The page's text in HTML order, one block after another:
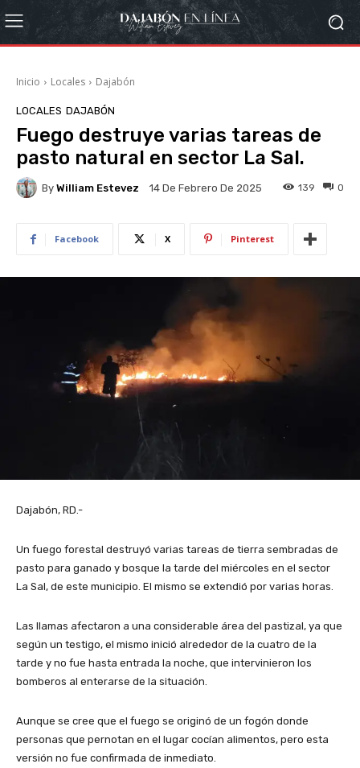
Inicio Locales Dajabón
LOCALES DAJABÓN
Fuego destruye varias tareas de
pasto natural en sector La Sal.
By William Estevez 14 De Febrero De 2025 0
139
Facebook X Pinterest
Dajabón, RD.-
Un fuego forestal destruyó varias tareas de tierra sembradas de
pasto para ganado y bosque la tarde del miércoles en el sector
La Sal, de este municipio. El mismo se extendió por varias horas.
Las llamas afectaron a una considerable área del pastizal, ya que
según un testigo, el mismo inició alrededor de la cuatro de la
tarde y no fue hasta entrada la noche, que intervinieron los
bomberos al enterarse de la situación.
Aunque se cree que el fuego se originó de un fogón donde
personas que pernotan en el lugar cocían alimentos, pero esta
versión no fue confirmada de inmediato.